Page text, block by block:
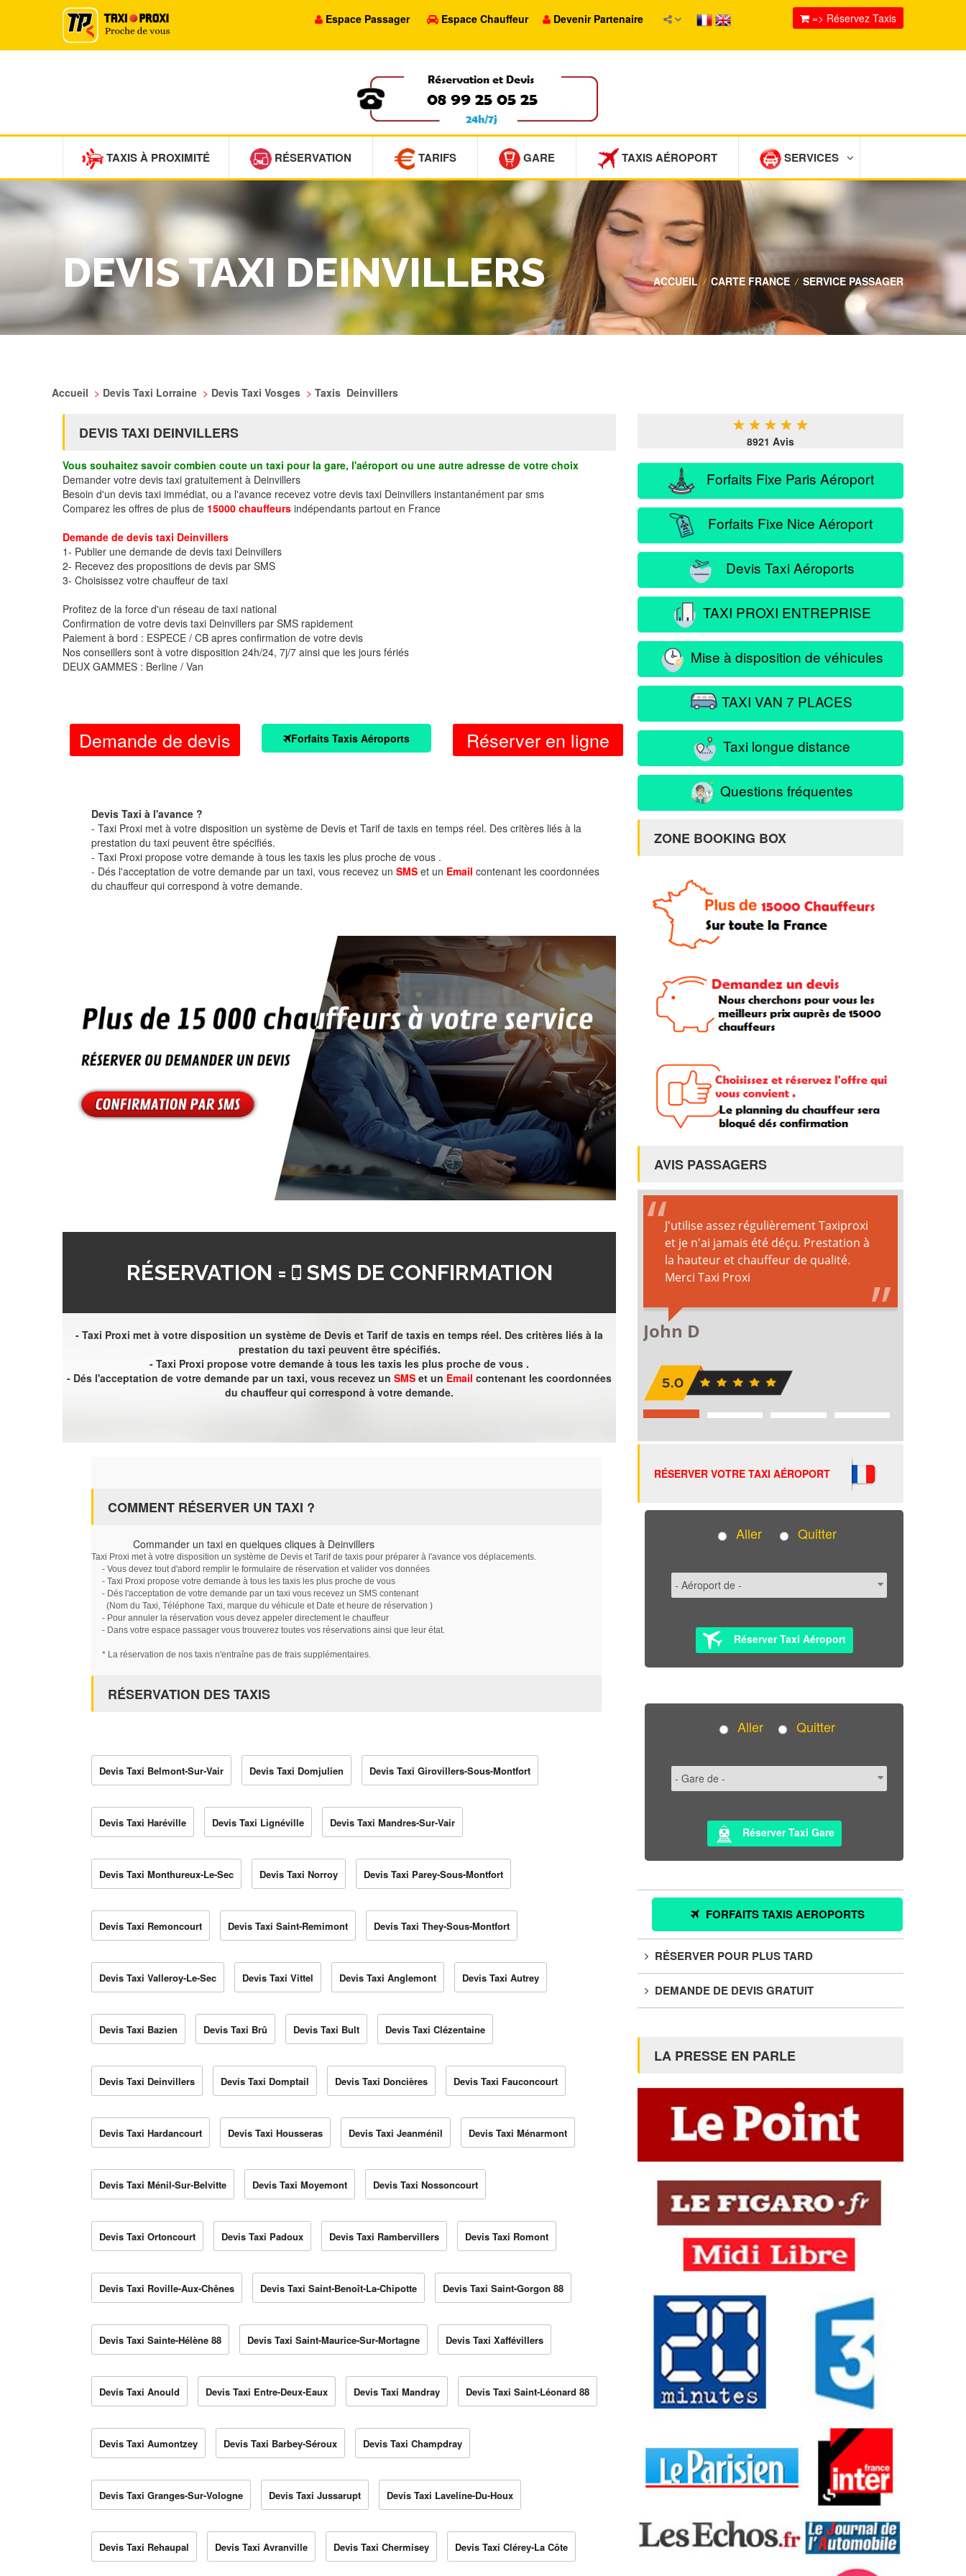
Espace Passager Espace Chauffeur Devenir Partenaire => Réservez Taxis
TAXIS À PROXIMITÉ RÉSERVATION TARIFS GARE TAXIS AÉROPORT SERVICES
DEVIS TAXI DEINVILLERS ACCUEIL / CARTE FRANCE / SERVICE PASSAGER
Accueil > Devis Taxi Lorraine > Devis Taxi Vosges > Taxis Deinvillers
DEVIS TAXI DEINVILLERS
Vous souhaitez savoir combien coute un taxi pour la gare, l'aéroport ou une autre adresse de votre choix
Demander votre devis taxi gratuitement à Deinvillers
Besoin d'un devis taxi immédiat, ou a l'avance recevez votre devis taxi Deinvillers instantanément par sms
Comparez les offres de plus de 15000 chauffeurs indépendants partout en France
Demande de devis taxi Deinvillers
1- Publier une demande de devis taxi Deinvillers
2- Recevez des propositions de devis par SMS
3- Choisissez votre chauffeur de taxi
Profitez de la force d'un réseau de taxi national
Confirmation de votre devis taxi Deinvillers par SMS rapidement
Paiement à bord : ESPECE / CB apres confirmation de votre devis
Nos conseillers sont à votre disposition 24h/24, 7j/7 ainsi que les jours fériés
DEUX GAMMES : Berline / Van
Demande de devis Forfaits Taxis Aéroports Réserver en ligne
Devis Taxi à l'avance ?
- Taxi Proxi met à votre disposition un système de Devis et Tarif de taxis en temps réel. Des critères liés à la
prestation du taxi peuvent être spécifiés.
- Taxi Proxi propose votre demande à tous les taxis les plus proche de vous .
- Dés l'acceptation de votre demande par un taxi, vous recevez un SMS et un Email contenant les coordonnées
du chauffeur qui correspond à votre demande.
RÉSERVATION = SMS DE CONFIRMATION
- Taxi Proxi met à votre disposition un système de Devis et Tarif de taxis en temps réel. Des critères liés à la
prestation du taxi peuvent être spécifiés.
- Taxi Proxi propose votre demande à tous les taxis les plus proche de vous .
- Dés l'acceptation de votre demande par un taxi, vous recevez un SMS et un Email contenant les coordonnées
du chauffeur qui correspond à votre demande.
COMMENT RÉSERVER UN TAXI ?
Commander un taxi en quelques cliques à Deinvillers
Taxi Proxi met à votre disposition un système de Devis et Tarif de taxis pour préparer à l'avance vos déplacements.
- Vous devez tout d'abord remplir le formulaire de réservation et valider vos données
- Taxi Proxi propose votre demande à tous les taxis les plus proche de vous
- Dés l'acceptation de votre demande par un taxi vous recevez un SMS contenant
(Nom du Taxi, Téléphone Taxi, marque du véhicule et Date et heure de réservation )
- Pour annuler la réservation vous devez appeler directement le chauffeur
- Dans votre espace passager vous trouverez toutes vos réservations ainsi que leur état.
* La réservation de nos taxis n'entraîne pas de frais supplémentaires.
RÉSERVATION DES TAXIS
Devis Taxi Belmont-Sur-Vair Devis Taxi Domjulien Devis Taxi Girovillers-Sous-Montfort
Devis Taxi Haréville Devis Taxi Lignéville Devis Taxi Mandres-Sur-Vair
Devis Taxi Monthureux-Le-Sec Devis Taxi Norroy Devis Taxi Parey-Sous-Montfort
Devis Taxi Remoncourt Devis Taxi Saint-Remimont Devis Taxi They-Sous-Montfort
Devis Taxi Valleroy-Le-Sec Devis Taxi Vittel Devis Taxi Anglemont Devis Taxi Autrey
Devis Taxi Bazien Devis Taxi Brû Devis Taxi Bult Devis Taxi Clézentaine
Devis Taxi Deinvillers Devis Taxi Domptail Devis Taxi Doncières Devis Taxi Fauconcourt
Devis Taxi Hardancourt Devis Taxi Housseras Devis Taxi Jeanménil Devis Taxi Ménarmont
Devis Taxi Ménil-Sur-Belvitte Devis Taxi Moyemont Devis Taxi Nossoncourt
Devis Taxi Ortoncourt Devis Taxi Padoux Devis Taxi Rambervillers Devis Taxi Romont
Devis Taxi Roville-Aux-Chênes Devis Taxi Saint-Benoît-La-Chipotte Devis Taxi Saint-Gorgon 88
Devis Taxi Sainte-Hélène 88 Devis Taxi Saint-Maurice-Sur-Mortagne Devis Taxi Xaffévillers
Devis Taxi Anould Devis Taxi Entre-Deux-Eaux Devis Taxi Mandray Devis Taxi Saint-Léonard 88
Devis Taxi Aumontzey Devis Taxi Barbey-Séroux Devis Taxi Champdray
Devis Taxi Granges-Sur-Vologne Devis Taxi Jussarupt Devis Taxi Laveline-Du-Houx
Devis Taxi Rehaupal Devis Taxi Avranville Devis Taxi Chermisey Devis Taxi Clérey-La Côte
★ ★ ★ ★ ★
8921 Avis
Forfaits Fixe Paris Aéroport
Forfaits Fixe Nice Aéroport
Devis Taxi Aéroports
TAXI PROXI ENTREPRISE
Mise à disposition de véhicules
TAXI VAN 7 PLACES
Taxi longue distance
Questions fréquentes
ZONE BOOKING BOX
AVIS PASSAGERS
RÉSERVER VOTRE TAXI AÉROPORT
Aller Quitter
Réserver Taxi Aéroport
Aller Quitter
Réserver Taxi Gare
FORFAITS TAXIS AEROPORTS
RÉSERVER POUR PLUS TARD
DEMANDE DE DEVIS GRATUIT
LA PRESSE EN PARLE